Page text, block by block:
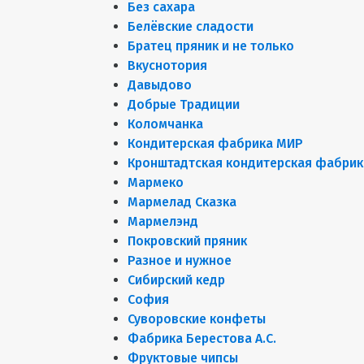
Без сахара
Белёвские сладости
Братец пряник и не только
Вкуснотория
Давыдово
Добрые Традиции
Коломчанка
Кондитерская фабрика МИР
Кронштадтская кондитерская
Мармеко
Мармелад Сказка
Мармелэнд
Покровский пряник
Разное и нужное
Сибирский кедр
София
Суворовские конфеты
Фабрика Берестова А.С.
Фруктовые чипсы